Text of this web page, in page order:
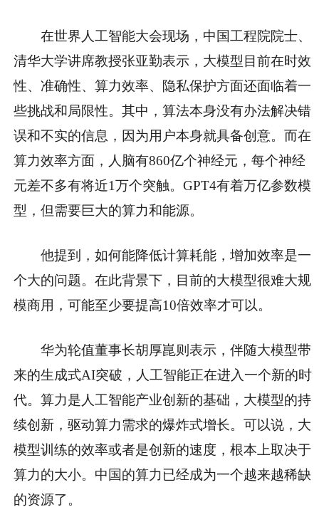
在世界人工智能大会现场，中国工程院院士、
清华大学讲席教授张亚勤表示，大模型目前在时效
性、准确性、算力效率、隐私保护方面还面临着一
些挑战和局限性。其中，算法本身没有办法解决错
误和不实的信息，因为用户本身就具备创意。而在
算力效率方面，人脑有860亿个神经元，每个神经
元差不多有将近1万个突触。GPT4有着万亿参数模
型，但需要巨大的算力和能源。
他提到，如何能降低计算耗能，增加效率是一
个大的问题。在此背景下，目前的大模型很难大规
模商用，可能至少要提高10倍效率才可以。
华为轮值董事长胡厚崑则表示，伴随大模型带
来的生成式AI突破，人工智能正在进入一个新的时
代。算力是人工智能产业创新的基础，大模型的持
续创新，驱动算力需求的爆炸式增长。可以说，大
模型训练的效率或者是创新的速度，根本上取决于
算力的大小。中国的算力已经成为一个越来越稀缺
的资源了。